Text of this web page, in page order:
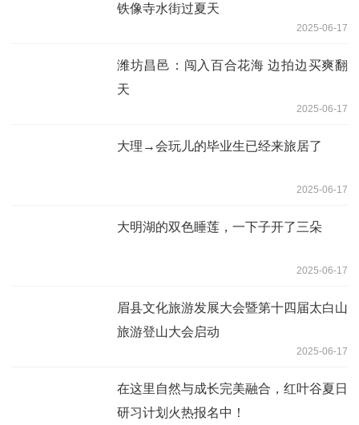
铁像寺水街过夏天
2025-06-17
潍坊昌邑：闯入百合花海 边拍边买爽翻
天
2025-06-17
大理→会玩儿的毕业生已经来旅居了
2025-06-17
大明湖的双色睡莲，一下子开了三朵
2025-06-17
眉县文化旅游发展大会暨第十四届太白山
旅游登山大会启动
2025-06-17
在这里自然与成长完美融合，红叶谷夏日
研习计划火热报名中！